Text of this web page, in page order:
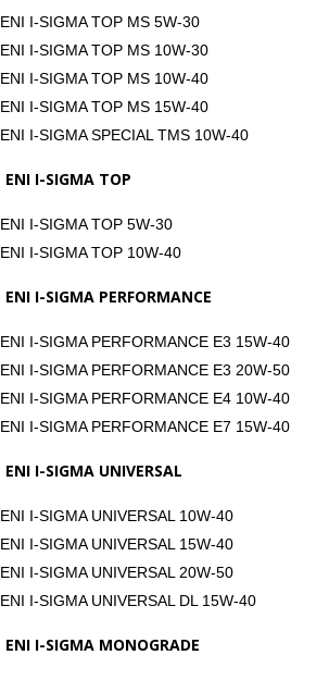
ENI I-SIGMA TOP MS 5W-30
ENI I-SIGMA TOP MS 10W-30
ENI I-SIGMA TOP MS 10W-40
ENI I-SIGMA TOP MS 15W-40
ENI I-SIGMA SPECIAL TMS 10W-40
ENI I-SIGMA TOP
ENI I-SIGMA TOP 5W-30
ENI I-SIGMA TOP 10W-40
ENI I-SIGMA PERFORMANCE
ENI I-SIGMA PERFORMANCE E3 15W-40
ENI I-SIGMA PERFORMANCE E3 20W-50
ENI I-SIGMA PERFORMANCE E4 10W-40
ENI I-SIGMA PERFORMANCE E7 15W-40
ENI I-SIGMA UNIVERSAL
ENI I-SIGMA UNIVERSAL 10W-40
ENI I-SIGMA UNIVERSAL 15W-40
ENI I-SIGMA UNIVERSAL 20W-50
ENI I-SIGMA UNIVERSAL DL 15W-40
ENI I-SIGMA MONOGRADE